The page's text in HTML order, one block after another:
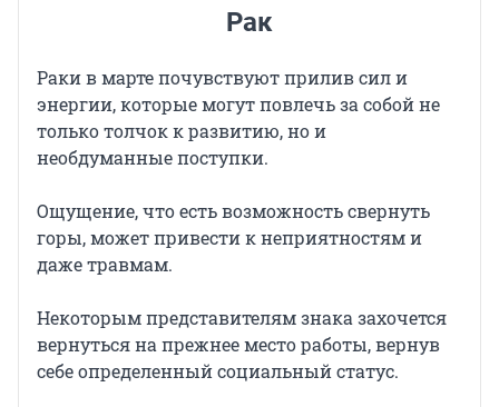
Рак
Раки в марте почувствуют прилив сил и
энергии, которые могут повлечь за собой не
только толчок к развитию, но и
необдуманные поступки.
Ощущение, что есть возможность свернуть
горы, может привести к неприятностям и
даже травмам.
Некоторым представителям знака захочется
вернуться на прежнее место работы, вернув
себе определенный социальный статус.